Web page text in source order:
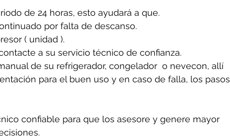
de 24 horas, esto ayudará a que.
por falta de descanso.
( unidad ).
a su servicio técnico de confianza.
de su refrigerador, congelador  o nevecon, allí
para el buen uso y en caso de falla, los pasos
confiable para que los asesore y genere mayor